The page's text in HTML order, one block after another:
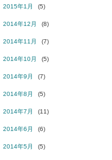
2015年1月 (5)
2014年12月 (8)
2014年11月 (7)
2014年10月 (5)
2014年9月 (7)
2014年8月 (5)
2014年7月 (11)
2014年6月 (6)
2014年5月 (5)